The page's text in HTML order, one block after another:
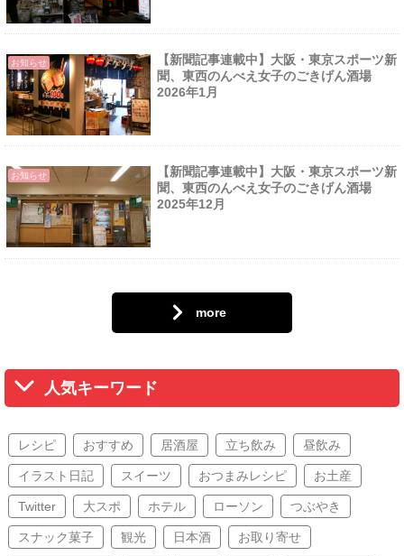
お知らせ
【新聞記事連載中】大阪・東京スポーツ新
聞、東西のんべえ女子のごきげん酒場
2026年1月
お知らせ
【新聞記事連載中】大阪・東京スポーツ新
聞、東西のんべえ女子のごきげん酒場
2025年12月
more
人気キーワード
レシピ おすすめ 居酒屋 立ち飲み 昼飲み
イラスト日記 スイーツ おつまみレシピ お土産
Twitter 大スポ ホテル ローソン つぶやき
スナック菓子 観光 日本酒 お取り寄せ